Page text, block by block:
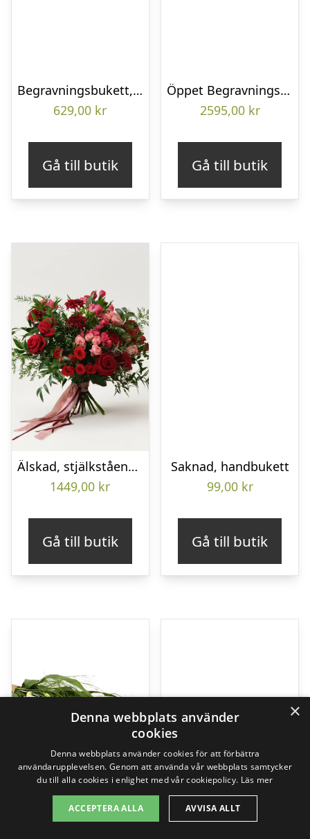
Begravningsbukett, Omtanke
629,00 kr
Gå till butik
Öppet Begravningshjärta
2595,00 kr
Gå till butik
Älskad, stjälkstående bukett
1449,00 kr
Gå till butik
Saknad, handbukett
99,00 kr
Gå till butik
×
Denna webbplats använder
cookies
Denna webbplats använder cookies för att förbättra
användarupplevelsen. Genom att använda vår webbplats samtycker
du till alla cookies i enlighet med vår cookiepolicy. Läs mer
ACCEPTERA ALLA AVVISA ALLT